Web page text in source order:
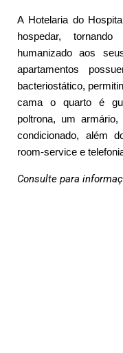
A Hotelaria do
hospedar,
humanizado aos
apartamentos
bacteriostático,
cama o quarto é
poltrona, um
condicionado, além
room-service e
Consulte para